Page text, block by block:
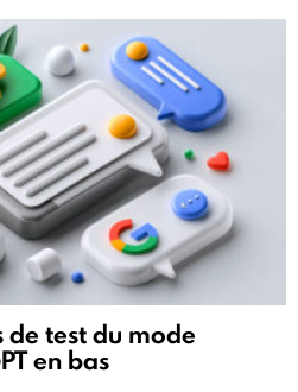
de test du mode
en bas